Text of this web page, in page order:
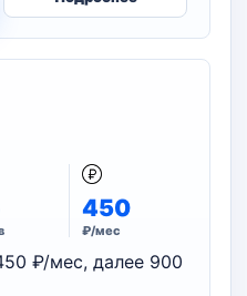
450
₽/мес
₽/мес, далее 900